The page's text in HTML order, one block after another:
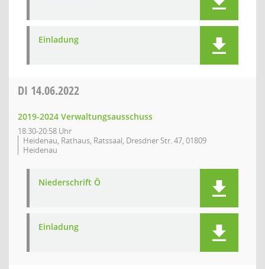
Einladung
DI 14.06.2022
2019-2024 Verwaltungsausschuss
18:30-20:58 Uhr
Heidenau, Rathaus, Ratssaal, Dresdner Str. 47, 01809
Heidenau
Niederschrift Ö
Einladung